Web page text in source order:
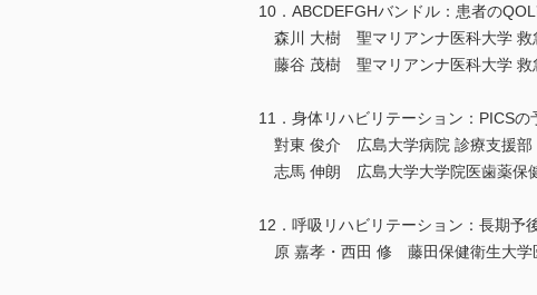
10．ABCDEFGHバンドル：患者の
森川 大樹 聖マリアンナ医科大学 救
藤谷 茂樹 聖マリアンナ医科大学 救
11．身体リハビリテーション：PICSの
對東 俊介 広島大学病院 診療支援部
志馬 伸朗 広島大学大学院医歯薬保
12．呼吸リハビリテーション：長期予
原 嘉孝・西田 修 藤田保健衛生大学